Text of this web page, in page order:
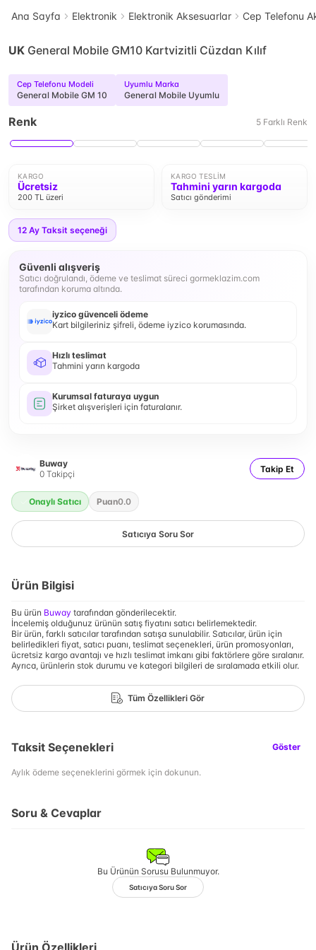
Ana Sayfa Elektronik Elektronik Aksesuarlar Cep Telefonu
UK General Mobile GM10 Kartvizitli Cüzdan Kılıf
Cep Telefonu Modeli
General Mobile GM 10
Uyumlu Marka
General Mobile Uyumlu
Renk 5 Farklı Renk
KARGO
Ücretsiz
200 TL üzeri
KARGO TESLIM
Tahmini yarın kargoda
Satıcı gönderimi
12 Ay Taksit seçeneği
Güvenli alışveriş
Satıcı doğrulandı, ödeme ve teslimat süreci gormeklazim.com
tarafından koruma altında.
iyzico güvenceli ödeme
Kart bilgileriniz şifreli, ödeme iyzico korumasında.
Hızlı teslimat
Tahmini yarın kargoda
Kurumsal faturaya uygun
Şirket alışverişleri için faturalanır.
Buway
0 Takipçi Takip Et
Onaylı Satıcı Puan0.0
Satıcıya Soru Sor
Ürün Bilgisi
Bu ürün Buway tarafından gönderilecektir.
İncelemiş olduğunuz ürünün satış fiyatını satıcı belirlemektedir.
Bir ürün, farklı satıcılar tarafından satışa sunulabilir. Satıcılar, ürün için
belirledikleri fiyat, satıcı puanı, teslimat seçenekleri, ürün promosyonları,
ücretsiz kargo avantajı ve hızlı teslimat imkanı gibi faktörlere göre sıralanır.
Ayrıca, ürünlerin stok durumu ve kategori bilgileri de sıralamada etkili olur.
Tüm Özellikleri Gör
Taksit Seçenekleri Göster
Aylık ödeme seçeneklerini görmek için dokunun.
Soru & Cevaplar
Bu Ürünün Sorusu Bulunmuyor.
Satıcıya Soru Sor
Ürün Özellikleri